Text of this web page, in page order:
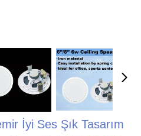
İyi Ses Şık Tasarım